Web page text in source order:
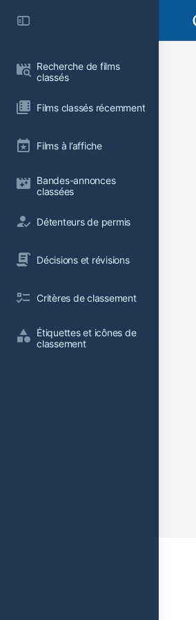
Recherche de films
classés
Films classés récemment
Films à l’affiche
Bandes-annonces
classées
Détenteurs de permis
Décisions et révisions
Critères de classement
Étiquettes et icônes de
classement